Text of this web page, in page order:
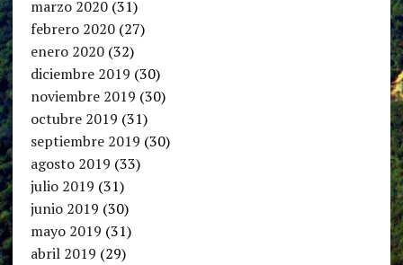
marzo 2020(31)
febrero 2020(27)
enero 2020(32)
diciembre 2019 (30)
noviembre 2019 (30)
octubre 2019 (31)
septiembre 2019 (30)
agosto 2019 (33)
julio 2019 (31)
junio 2019 (30)
mayo 2019 (31)
abril 2019 (29)